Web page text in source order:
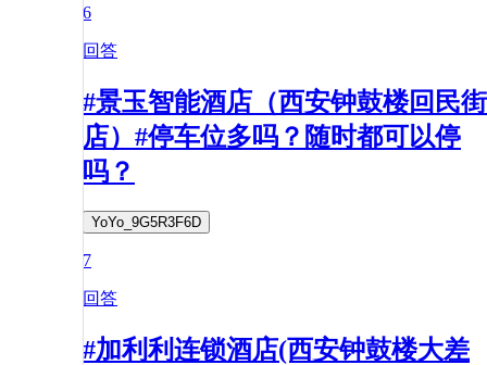
6
回答
#景玉智能酒店（西安钟鼓楼回民街
店）#停车位多吗？随时都可以停
吗？
YoYo_9G5R3F6D
7
回答
#加利利连锁酒店(西安钟鼓楼大差